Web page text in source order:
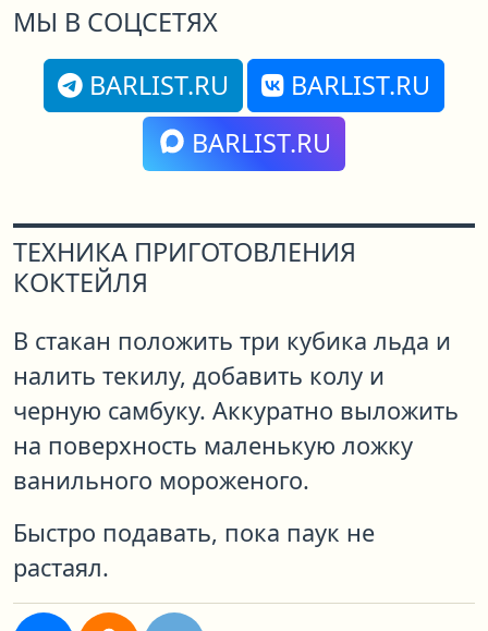
МЫ В СОЦСЕТЯХ
BARLIST.RU
BARLIST.RU
BARLIST.RU
ТЕХНИКА ПРИГОТОВЛЕНИЯ
КОКТЕЙЛЯ
В стакан положить три кубика льда и
налить текилу, добавить колу и
черную самбуку. Аккуратно выложить
на поверхность маленькую ложку
ванильного мороженого.
Быстро подавать, пока паук не
растаял.